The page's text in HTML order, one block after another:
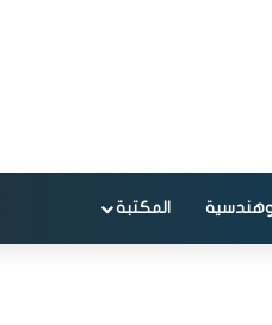
وهندسية المكتبة